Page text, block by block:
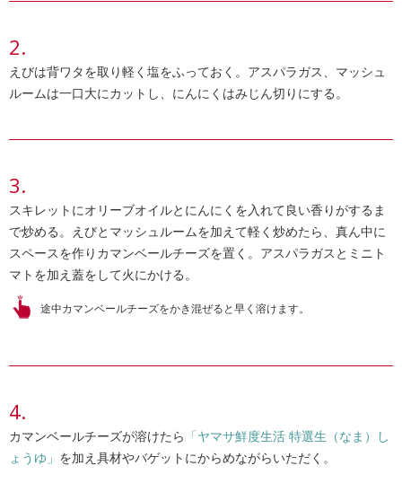
えびは背ワタを取り軽く塩をふっておく。アスパラガス、マッシュ
ルームは一口大にカットし、にんにくはみじん切りにする。
スキレットにオリーブオイルとにんにくを入れて良い香りがするま
で炒める。えびとマッシュルームを加えて軽く炒めたら、真ん中に
スペースを作りカマンベールチーズを置く。アスパラガスとミニト
マトを加え蓋をして火にかける。
途中カマンベールチーズをかき混ぜると早く溶けます。
カマンベールチーズが溶けたら 「ヤマサ鮮度生活 特選生（なま）し
ょうゆ」 を加え具材やバゲットにからめながらいただく。